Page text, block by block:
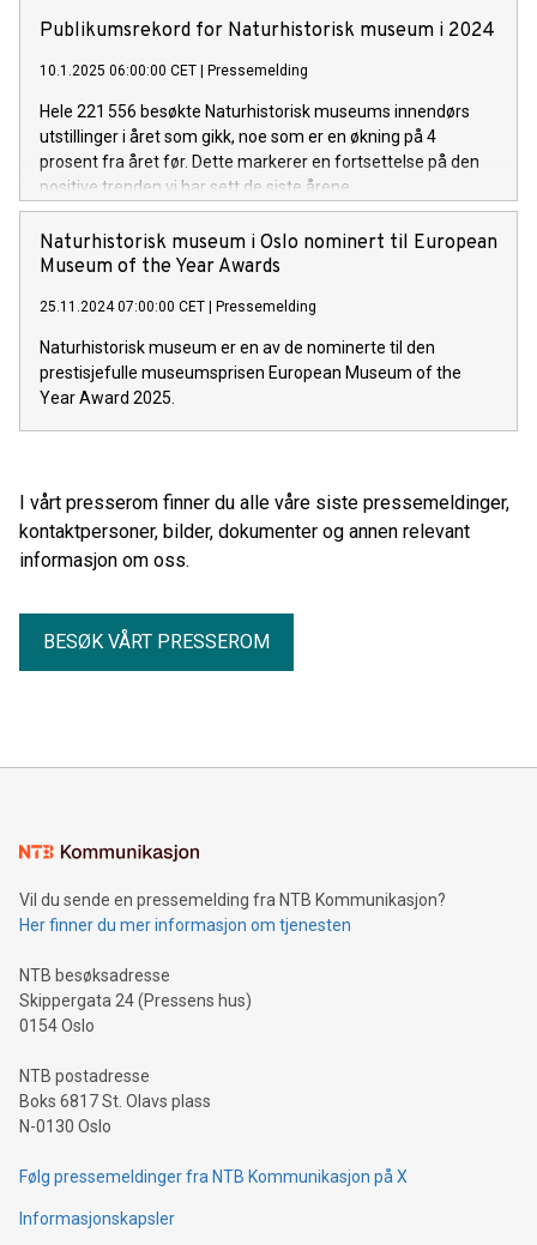
som fulgte, og hvordan kriser kan drive frem ny kunnskap,
Publikumsrekord for Naturhistorisk museum i 2024
10.1.2025 06:00:00 CET Pressemelding
Hele 221 556 besøkte Naturhistorisk museums innendørs
utstillinger i året som gikk, noe som er en økning på 4
prosent fra året før. Dette markerer en fortsettelse på den
positive trenden vi har sett de siste årene.
Naturhistorisk museum i Oslo nominert til European
Museum of the Year Awards
25.11.2024 07:00:00 CET Pressemelding
Naturhistorisk museum er en av de nominerte til den
prestisjefulle museumsprisen European Museum of the
Year Award 2025.
I vårt presserom finner du alle våre siste pressemeldinger,
kontaktpersoner, bilder, dokumenter og annen relevant
informasjon om oss.
BESØK VÅRT PRESSEROM
Vil du sende en pressemelding fra NTB Kommunikasjon?
Her finner du mer informasjon om tjenesten
NTB besøksadresse
Skippergata 24 (Pressens hus)
0154 Oslo
NTB postadresse
Boks 6817 St. Olavs plass
N-0130 Oslo
Følg pressemeldinger fra NTB Kommunikasjon på X
Informasjonskapsler